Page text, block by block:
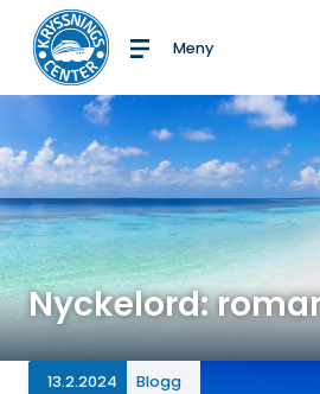
Till startsidan
Meny
Nyckelord:
13.2.2024 Blogg